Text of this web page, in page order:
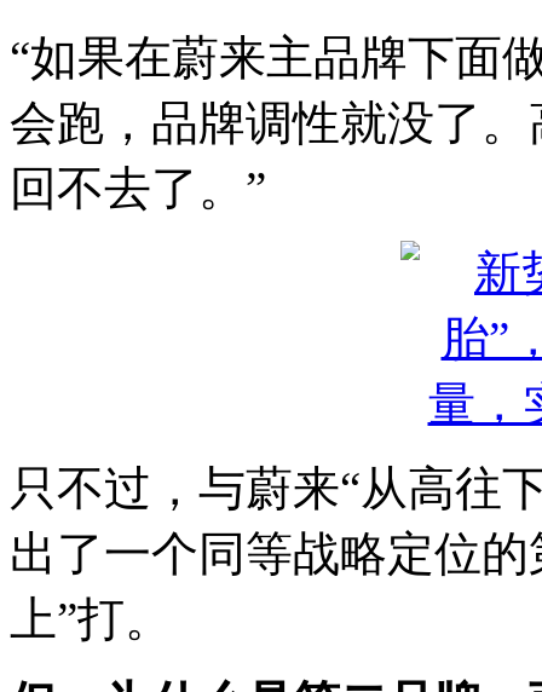
“如果在蔚来主品牌下面
会跑，品牌调性就没了
回不去了。”
只不过，与蔚来“从高往
出了一个同等战略定位
上”打。